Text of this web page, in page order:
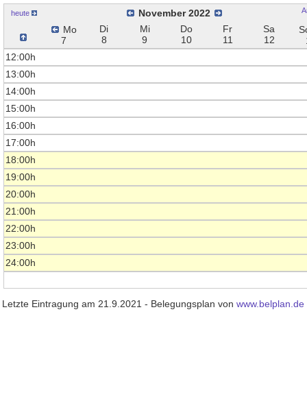
heute
November 2022
Mo
7
Di
8
Mi
9
Do
10
Fr
11
Sa
12
12:00h
13:00h
14:00h
15:00h
16:00h
17:00h
18:00h
19:00h
20:00h
21:00h
22:00h
23:00h
24:00h
Letzte Eintragung am 21.9.2021 - Belegungsplan von www.belplan.de